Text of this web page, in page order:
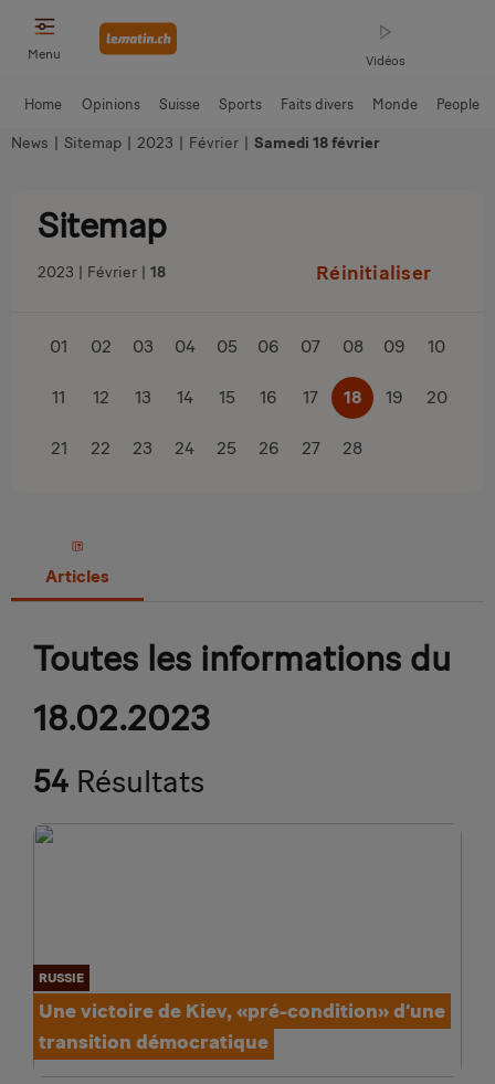
Menu
Home Opinions Suisse Sports Faits divers Monde People
Vidéos
News | Sitemap | 2023 | Février | Samedi 18 février
Sitemap
2023 Février 18 Réinitialiser
01 02 03 04 05 06 07 08 09 10
11 12 13 14 15 16 17 18 19 20
21 22 23 24 25 26 27 28
Articles
Toutes les informations du
18.02.2023
54 Résultats
RUSSIE
Une victoire de Kiev, «pré-condition» d’une
transition démocratique